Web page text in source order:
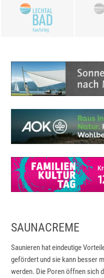
SAUNACREME
Saunieren hat eindeutige
gefördert und sie kann besser
werden. Die Poren öffnen sich